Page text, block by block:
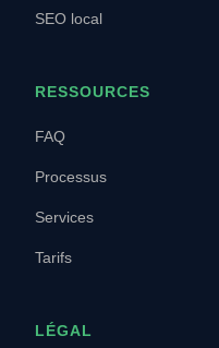
SEO local
RESSOURCES
FAQ
Processus
Services
Tarifs
LÉGAL